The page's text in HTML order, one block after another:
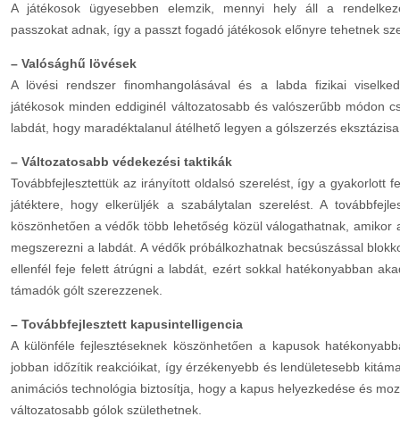
A játékosok ügyesebben elemzik, mennyi hely áll a
passzokat adnak, így a passzt fogadó játékosok előnyre tehetnek
– Valósághű lövések
A lövési rendszer finomhangolásával és a labda fizikai
játékosok minden eddiginél változatosabb és valószerűbb módon
labdát, hogy maradéktalanul átélhető legyen a gólszerzés
– Változatosabb védekezési taktikák
Továbbfejlesztettük az irányított oldalsó szerelést, így a gyakorlott
játéktere, hogy elkerüljék a szabálytalan szerelést. A
köszönhetően a védők több lehetőség közül válogathatnak, amikor
megszerezni a labdát. A védők próbálkozhatnak becsúszással
ellenfél feje felett átrúgni a labdát, ezért sokkal hatékonyabban
támadók gólt szerezzenek.
– Továbbfejlesztett kapusintelligencia
A különféle fejlesztéseknek köszönhetően a kapusok
jobban időzítik reakcióikat, így érzékenyebb és lendületesebb
animációs technológia biztosítja, hogy a kapus helyezkedése és
változatosabb gólok születhetnek.